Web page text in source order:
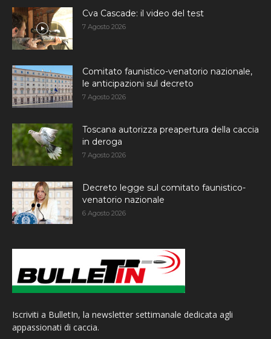
Cva Cascade: il video del test
7 Agosto 2026
Comitato faunistico-venatorio nazionale,
le anticipazioni sul decreto
7 Agosto 2026
Toscana autorizza preapertura della caccia
in deroga
7 Agosto 2026
Decreto legge sul comitato faunistico-
venatorio nazionale
6 Agosto 2026
Iscriviti a BulletIn, la newsletter settimanale dedicata agli
appassionati di caccia.